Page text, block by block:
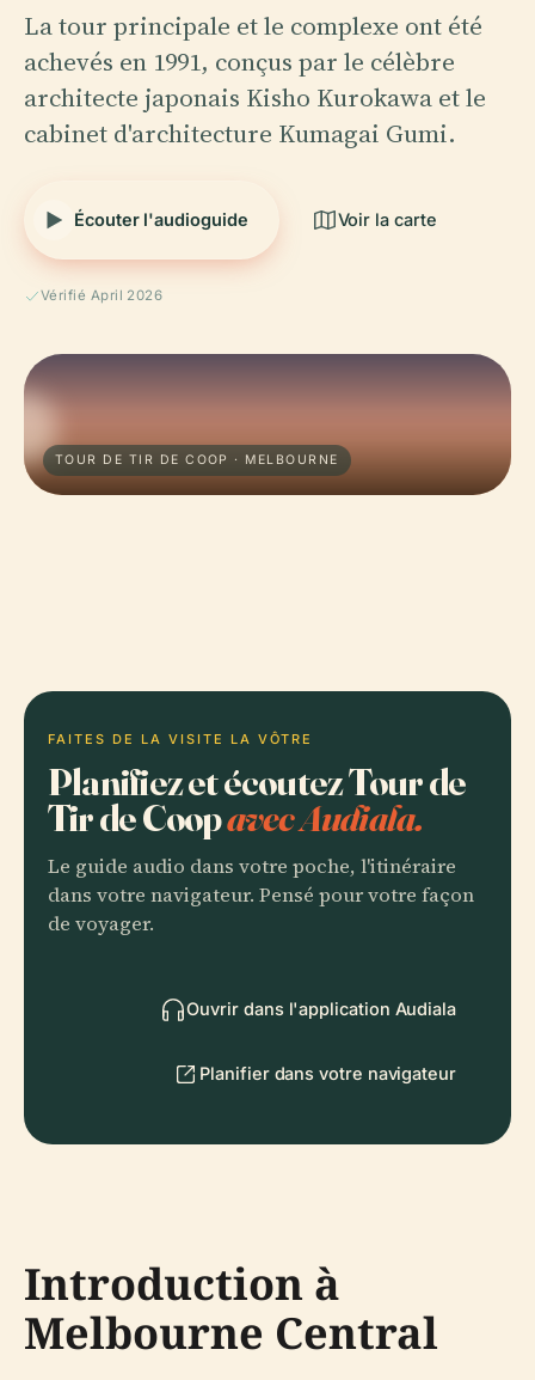
La tour principale et le complexe ont été
achevés en 1991, conçus par le célèbre
architecte japonais Kisho Kurokawa et le
cabinet d'architecture Kumagai Gumi.
Écouter l'audioguide Voir la carte
Vérifié April 2026
TOUR DE TIR DE COOP · MELBOURNE
FAITES DE LA VISITE LA VÔTRE
Planifiez et écoutez Tour de
Tir de Coopavec Audiala.
Le guide audio dans votre poche, l'itinéraire
dans votre navigateur. Pensé pour votre façon
de voyager.
Ouvrir dans l'application Audiala
Planifier dans votre navigateur
Introduction à
Melbourne Central